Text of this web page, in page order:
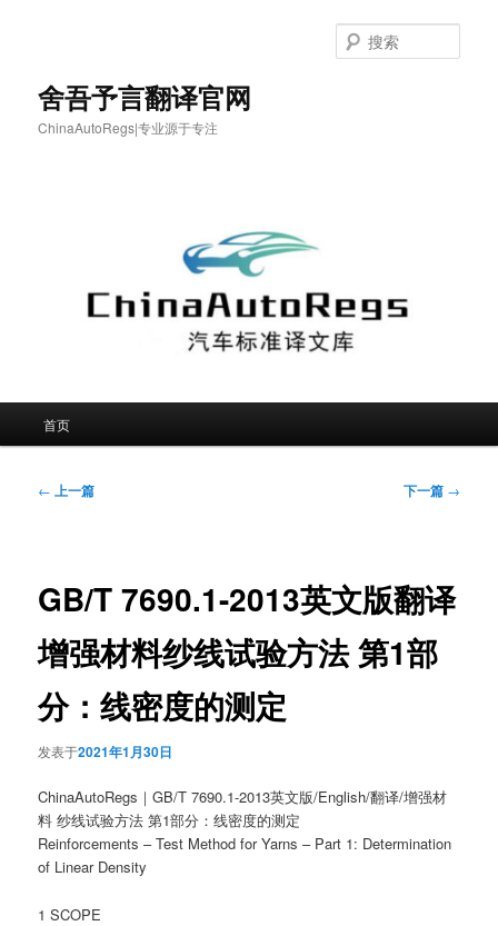
舍吾予言翻译官网
ChinaAutoRegs|专业源于专注
索
首页
文
← 上一篇 下一篇 →
GB/T 7690.1-2013英文版翻译
增强材料纱线试验方法 第1部
分：线密度的测定
发表于2021年1月30日
ChinaAutoRegs｜GB/T 7690.1-2013英文版/English/翻译/增强材
料 纱线试验方法 第1部分：线密度的测定
Reinforcements – Test Method for Yarns – Part 1: Determination
of Linear Density
1 SCOPE